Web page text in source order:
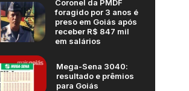
Coronel da PMDF
foragido por 3 anos é
preso em Goiás após
receber R$ 847 mil
em salários
Mega-Sena 3040:
resultado e prêmios
para Goiás